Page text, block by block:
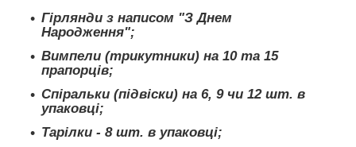
Гірлянди з написом "З Днем
Народження";
Вимпели (трикутники) на 10 та 15
прапорців;
Спіральки (підвіски) на 6, 9 чи 12 шт. в
упаковці;
Тарілки - 8 шт. в упаковці;